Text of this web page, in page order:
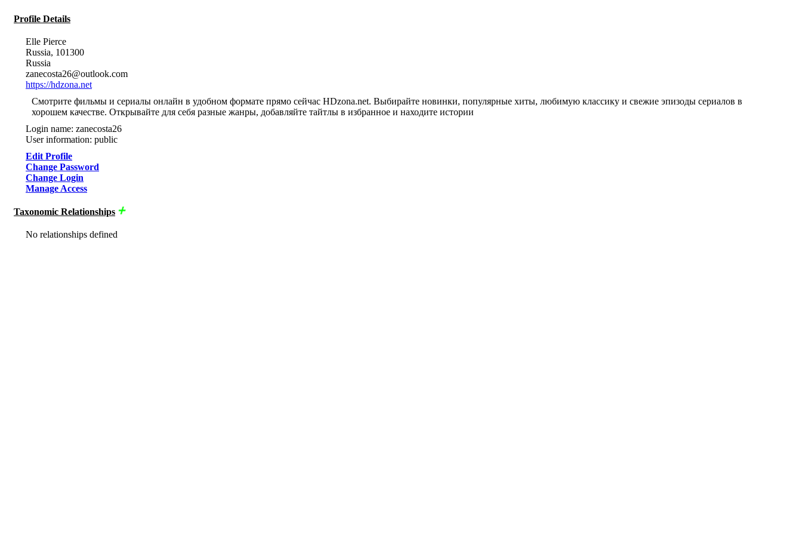
Profile Details
Elle Pierce
Russia, 101300
Russia
zanecosta26@outlook.com
https://hdzona.net
Смотрите фильмы и сериалы онлайн в удобном формате прямо сейчас HDzona.net. Выбирайте новинки, популярные хиты, любимую классику и свежие эпизоды сериалов в
хорошем качестве. Открывайте для себя разные жанры, добавляйте тайтлы в избранное и находите истории
Login name: zanecosta26
User information: public
Edit Profile
Change Password
Change Login
Manage Access
Taxonomic Relationships
No relationships defined